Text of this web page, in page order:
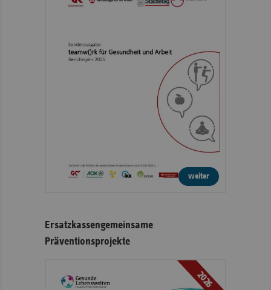
weiter
Ersatzkassengemeinsame
Präventionsprojekte
2026